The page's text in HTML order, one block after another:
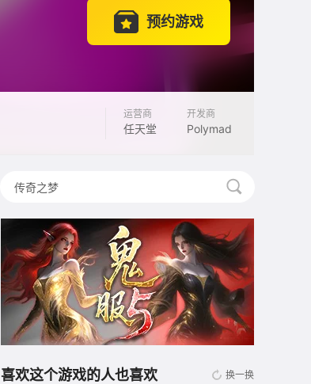
预约游戏
运营商
任天堂
开发商
Polymad
喜欢这个游戏的人也喜欢 换一换